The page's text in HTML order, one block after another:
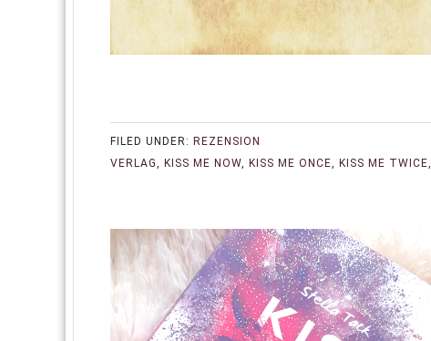
FILED UNDER: REZENSION
VERLAG, KISS ME NOW, KISS ME ONCE, KISS ME TWICE,